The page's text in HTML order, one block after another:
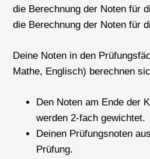
die Berechnung der Noten für
die Berechnung der Noten für
Deine Noten in den
Mathe, Englisch) berechnen
Den Noten am Ende der
werden 2-fach gewichtet.
Deinen Prüfungsnoten
Prüfung.